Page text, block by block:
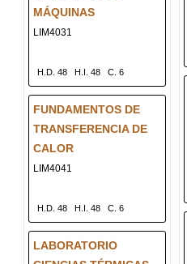
MÁQUINAS
LIM4031
H.D. 48 H.I. 48 C. 6
FUNDAMENTOS DE
TRANSFERENCIA DE
CALOR
LIM4041
H.D. 48 H.I. 48 C. 6
LABORATORIO